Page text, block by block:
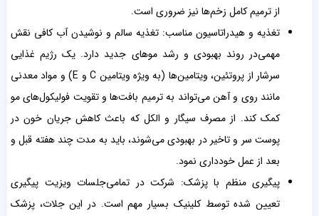
از ترمیم کامل زخم‌ها نیز ضروری است.
تغذیه و هیدراتاسیون مناسب: تغذیه سالم و نوشیدن آب کافی نقش
مهمی‌در روند بهبودی و رشد موهای جدید دارد. یک رژیم غذایی
سرشار از پروتئین، ویتامین‌ها (به ویژه ویتامین C و E) و مواد معدنی
مانند روی و آهن می‌تواند به ترمیم بافت‌ها و تقویت فولیکول‌های مو
کمک کند. از مصرف سیگار و الکل که باعث کاهش جریان خون در
پوست سر و تاخیر در بهبودی می‌شوند، باید به مدت چند هفته قبل و
بعد از عمل خودداری نمود.
پیگیری منظم با پزشک: شرکت در تمامی‌جلسات ویزیت پیگیری
تعیین شده توسط کلینیک بسیار مهم است. در این جلات، پزشک